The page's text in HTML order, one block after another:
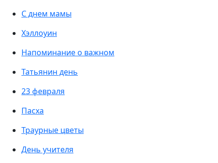
С днем мамы
Хэллоуин
Напоминание о важном
Татьянин день
23 февраля
Пасха
Траурные цветы
День учителя